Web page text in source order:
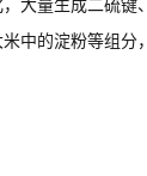
大量生成二硫键
中的淀粉等组分